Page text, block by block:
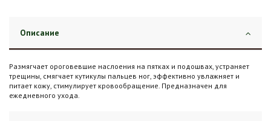
Описание
Размягчает ороговевшие наслоения на пятках и подошвах, устраняет
трещины, смягчает кутикулы пальцев ног, эффективно увлажняет и
питает кожу, стимулирует кровообращение. Предназначен для
ежедневного ухода.